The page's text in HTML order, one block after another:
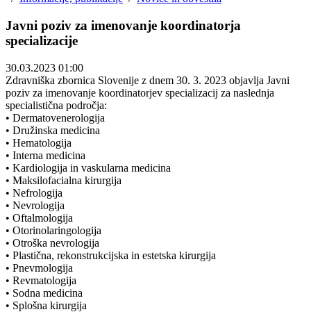
Javni poziv za imenovanje koordinatorja
specializacije
30.03.2023 01:00
Zdravniška zbornica Slovenije z dnem 30. 3. 2023 objavlja Javni
poziv za imenovanje koordinatorjev specializacij za naslednja
specialistična področja:
• Dermatovenerologija
• Družinska medicina
• Hematologija
• Interna medicina
• Kardiologija in vaskularna medicina
• Maksilofacialna kirurgija
• Nefrologija
• Nevrologija
• Oftalmologija
• Otorinolaringologija
• Otroška nevrologija
• Plastična, rekonstrukcijska in estetska kirurgija
• Pnevmologija
• Revmatologija
• Sodna medicina
• Splošna kirurgija